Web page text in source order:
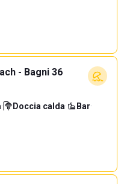
- Bagni 36
· Doccia calda· Bar·